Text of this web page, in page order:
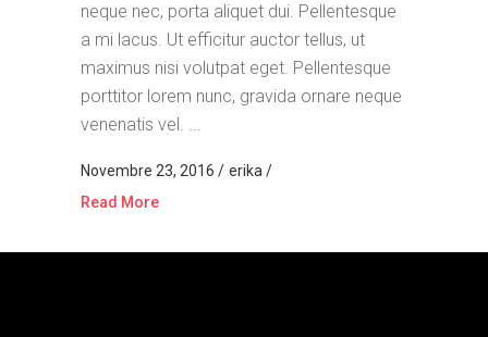
neque nec, porta aliquet dui. Pellentesque
a mi lacus. Ut efficitur auctor tellus, ut
maximus nisi volutpat eget. Pellentesque
porttitor lorem nunc, gravida ornare neque
venenatis vel. ...
Novembre 23, 2016
erika
Read More